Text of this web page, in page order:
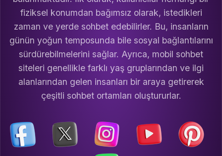
fiziksel konumdan bağımsız olarak, istedikleri
zaman ve yerde sohbet edebilirler. Bu, insanların
günün yoğun temposunda bile sosyal bağlantılarını
sürdürebilmelerini sağlar. Ayrıca, mobil sohbet
siteleri genellikle farklı yaş gruplarından ve ilgi
alanlarından gelen insanları bir araya getirerek
çeşitli sohbet ortamları oluştururlar.